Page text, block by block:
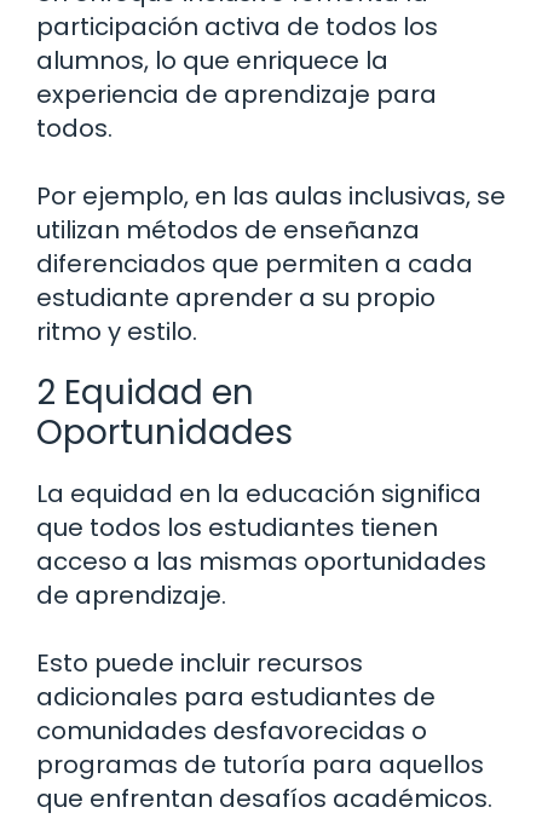
participación activa de todos los
alumnos, lo que enriquece la
experiencia de aprendizaje para
todos.
Por ejemplo, en las aulas inclusivas, se
utilizan métodos de enseñanza
diferenciados que permiten a cada
estudiante aprender a su propio
ritmo y estilo.
2 Equidad en
Oportunidades
La equidad en la educación significa
que todos los estudiantes tienen
acceso a las mismas oportunidades
de aprendizaje.
Esto puede incluir recursos
adicionales para estudiantes de
comunidades desfavorecidas o
programas de tutoría para aquellos
que enfrentan desafíos académicos.